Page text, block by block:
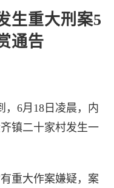
生重大刑案5
通告
，6月18日凌晨，内
镇二十家村发生一
重大作案嫌疑，案